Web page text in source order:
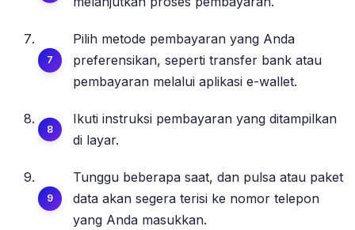
Pilih metode pembayaran yang Anda
preferensikan, seperti transfer bank atau
pembayaran melalui aplikasi e-wallet.
Ikuti instruksi pembayaran yang ditampilkan
di layar.
Tunggu beberapa saat, dan pulsa atau paket
data akan segera terisi ke nomor telepon
yang Anda masukkan.